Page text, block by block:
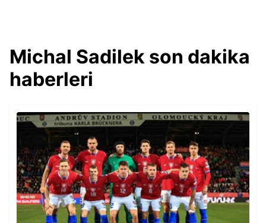
Michal Sadilek son dakika
haberleri